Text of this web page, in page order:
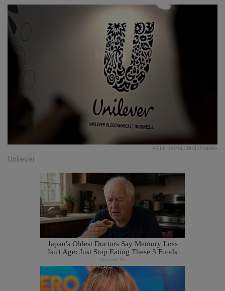
ARIEF KAMALUDIN|KATADATA
Unilever